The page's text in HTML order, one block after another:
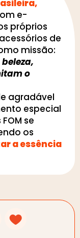
e-
próprios
de
missão:
o
agradável
especial
se
os
a essência